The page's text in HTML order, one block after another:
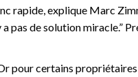
rapide, explique Marc
a pas de solution miracle.”
pour certains